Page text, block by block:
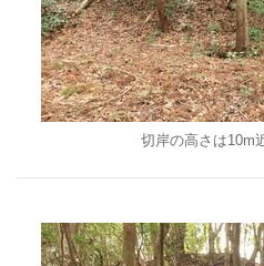
切岸の高さは10m